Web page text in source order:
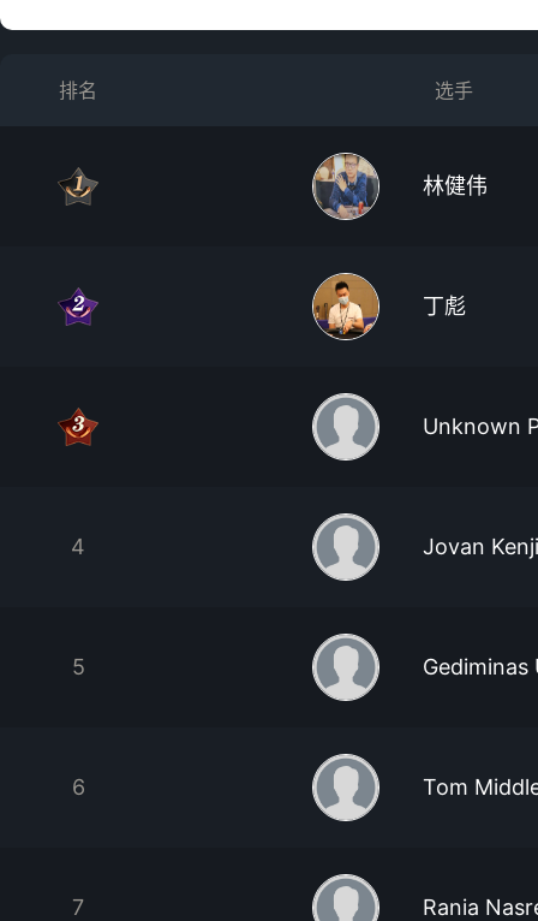
排名 选手
林健伟
丁彪
Unknown
4 Jovan
5 Gediminas
6 Tom
7 Rania